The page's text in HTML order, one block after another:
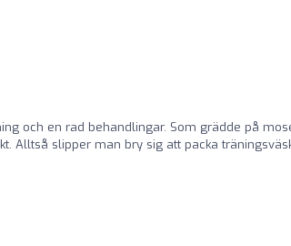
och en rad behandlingar. Som grädde på
Alltså slipper man bry sig att packa